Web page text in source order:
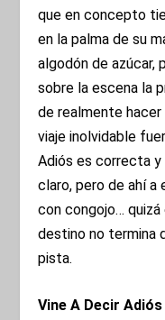
que en concepto
en la palma de su
algodón de azúcar,
sobre la escena la
de realmente
viaje inolvidable
Adiós es correcta y
claro, pero de ahí a
con congojo…
destino no termina
pista.
Vine A Decir